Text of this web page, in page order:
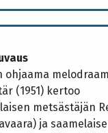
ohjaama
(1951) kertoo
metsästäjän
ja